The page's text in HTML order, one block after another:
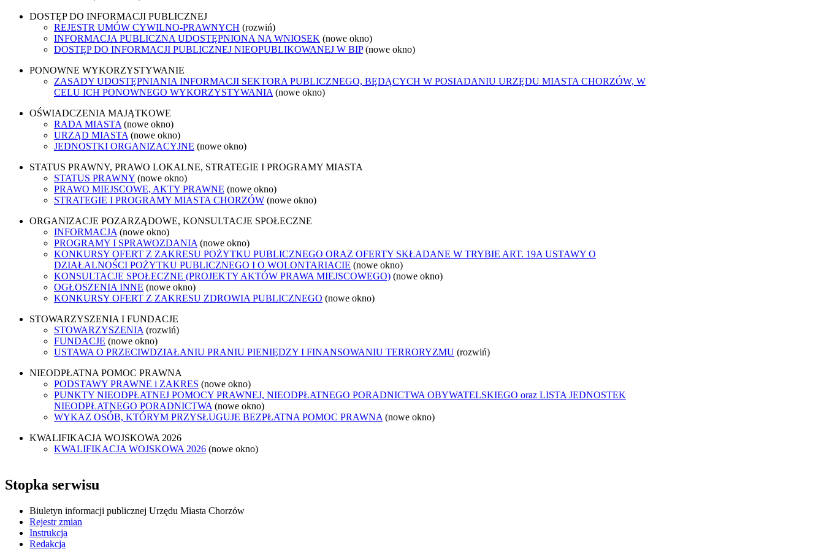
DOSTĘP DO INFORMACJI PUBLICZNEJ
REJESTR UMÓW CYWILNO-PRAWNYCH (rozwiń)
INFORMACJA PUBLICZNA UDOSTĘPNIONA NA WNIOSEK (nowe okno)
DOSTĘP DO INFORMACJI PUBLICZNEJ NIEOPUBLIKOWANEJ W BIP (nowe okno)
PONOWNE WYKORZYSTYWANIE
ZASADY UDOSTĘPNIANIA INFORMACJI SEKTORA PUBLICZNEGO, BĘDĄCYCH W POSIADANIU URZĘDU MIASTA CHORZÓW, W
CELU ICH PONOWNEGO WYKORZYSTYWANIA (nowe okno)
OŚWIADCZENIA MAJĄTKOWE
RADA MIASTA (nowe okno)
URZĄD MIASTA (nowe okno)
JEDNOSTKI ORGANIZACYJNE (nowe okno)
STATUS PRAWNY, PRAWO LOKALNE, STRATEGIE I PROGRAMY MIASTA
STATUS PRAWNY (nowe okno)
PRAWO MIEJSCOWE, AKTY PRAWNE (nowe okno)
STRATEGIE I PROGRAMY MIASTA CHORZÓW (nowe okno)
ORGANIZACJE POZARZĄDOWE, KONSULTACJE SPOŁECZNE
INFORMACJA (nowe okno)
PROGRAMY I SPRAWOZDANIA (nowe okno)
KONKURSY OFERT Z ZAKRESU POŻYTKU PUBLICZNEGO ORAZ OFERTY SKŁADANE W TRYBIE ART. 19A USTAWY O
DZIAŁALNOŚCI POŻYTKU PUBLICZNEGO I O WOLONTARIACIE (nowe okno)
KONSULTACJE SPOŁECZNE (PROJEKTY AKTÓW PRAWA MIEJSCOWEGO) (nowe okno)
OGŁOSZENIA INNE (nowe okno)
KONKURSY OFERT Z ZAKRESU ZDROWIA PUBLICZNEGO (nowe okno)
STOWARZYSZENIA I FUNDACJE
STOWARZYSZENIA (rozwiń)
FUNDACJE (nowe okno)
USTAWA O PRZECIWDZIAŁANIU PRANIU PIENIĘDZY I FINANSOWANIU TERRORYZMU (rozwiń)
NIEODPŁATNA POMOC PRAWNA
PODSTAWY PRAWNE i ZAKRES (nowe okno)
PUNKTY NIEODPŁATNEJ POMOCY PRAWNEJ, NIEODPŁATNEGO PORADNICTWA OBYWATELSKIEGO oraz LISTA JEDNOSTEK
NIEODPŁATNEGO PORADNICTWA (nowe okno)
WYKAZ OSÓB, KTÓRYM PRZYSŁUGUJE BEZPŁATNA POMOC PRAWNA (nowe okno)
KWALIFIKACJA WOJSKOWA 2026
KWALIFIKACJA WOJSKOWA 2026 (nowe okno)
Stopka serwisu
Biuletyn informacji publicznej Urzędu Miasta Chorzów
Rejestr zmian
Instrukcja
Redakcja